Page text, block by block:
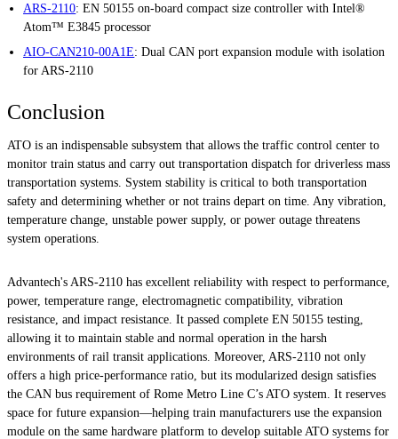
ARS-2110: EN 50155 on-board compact size controller with Intel®
Atom™ E3845 processor
AIO-CAN210-00A1E: Dual CAN port expansion module with isolation
for ARS-2110
Conclusion
ATO is an indispensable subsystem that allows the traffic control center to
monitor train status and carry out transportation dispatch for driverless mass
transportation systems. System stability is critical to both transportation
safety and determining whether or not trains depart on time. Any vibration,
temperature change, unstable power supply, or power outage threatens
system operations.
Advantech's ARS-2110 has excellent reliability with respect to performance,
power, temperature range, electromagnetic compatibility, vibration
resistance, and impact resistance. It passed complete EN 50155 testing,
allowing it to maintain stable and normal operation in the harsh
environments of rail transit applications. Moreover, ARS-2110 not only
offers a high price-performance ratio, but its modularized design satisfies
the CAN bus requirement of Rome Metro Line C’s ATO system. It reserves
space for future expansion—helping train manufacturers use the expansion
module on the same hardware platform to develop suitable ATO systems for